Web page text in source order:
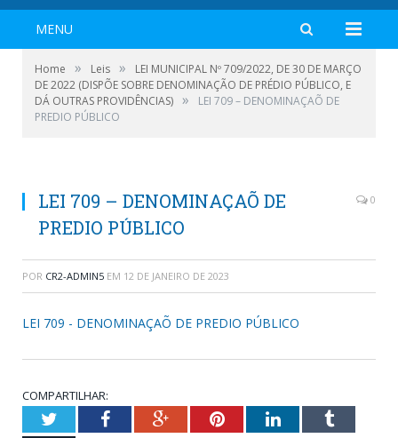
MENU
Home » Leis »
LEI MUNICIPAL Nº 709/2022, DE 30 DE MARÇO
DE 2022 (DISPÕE SOBRE DENOMINAÇÃO DE PRÉDIO PÚBLICO, E
DÁ OUTRAS PROVIDÊNCIAS) »
LEI 709 – DENOMINAÇAÕ DE
PREDIO PÚBLICO
LEI 709 – DENOMINAÇAÕ DE
PREDIO PÚBLICO
0
POR CR2-ADMIN5 EM 12 DE JANEIRO DE 2023
LEI 709 - DENOMINAÇAÕ DE PREDIO PÚBLICO
COMPARTILHAR:
TwitterFacebookGoogle+PinterestLinkedInTumblr